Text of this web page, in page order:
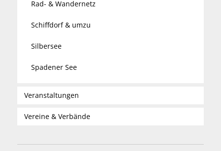
Rad- & Wandernetz
Schiffdorf & umzu
Silbersee
Spadener See
Veranstaltungen
Vereine & Verbände